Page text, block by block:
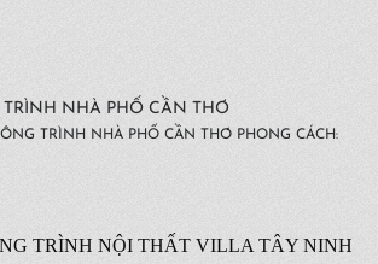
TRÌNH NHÀ PHỐ CẦN THƠ
TRÌNH NHÀ PHỐ CẦN THƠ PHONG CÁCH: